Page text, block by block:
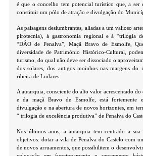
é que o concelho tem potencial turístico que, a ser
constituir um pólo de atração e divulgação do
As paisagens deslumbrantes, aliadas a um valioso
pirotecnia), à gastronomia regional e à “trilogia
“DÂO de Penalva”, Maçã Bravo de Esmolfe,
diversidade de Património Histórico-Cultural,
turismo, do qual não deve ser dissociado o
dos solares, dos antigos moinhos nas margens
ribeira de Ludares.
A autarquia, consciente do alto valor acrescentado
e da maçã Bravo de Esmolfe, está fortemente
divulgação e na abertura de novos horizontes, em
“ trilogia de excelência produtiva” de Penalva do
Nos últimos anos, a autarquia tem centrado a sua
objetivos: dotar a vila de Penalva do Castelo com
de novos arruamentos, que possibilitem o